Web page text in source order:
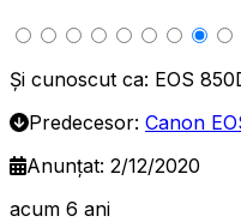
Și cunoscut ca: EOS
Predecesor: Canon
Anunțat: 2/12/2020
acum 6 ani